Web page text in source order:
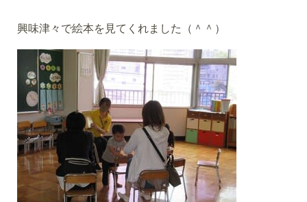
興味津々で絵本を見てくれました（＾＾）